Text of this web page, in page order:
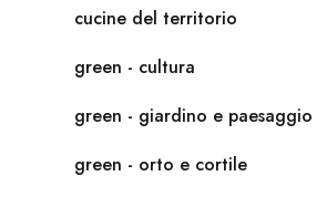
cucine del territorio
green - cultura
green - giardino e paesaggio
green - orto e cortile